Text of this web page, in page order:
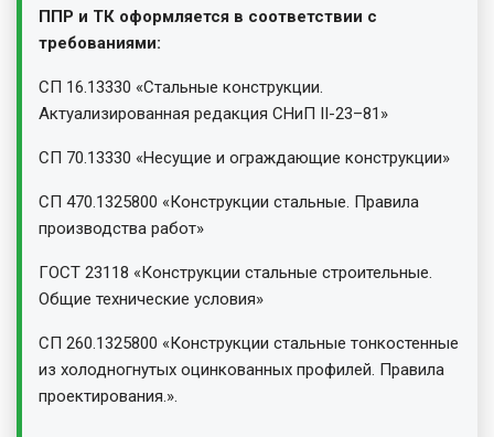
ППР и ТК оформляется в соответствии с
требованиями:
СП 16.13330 «Стальные конструкции.
Актуализированная редакция СНиП II-23–81»
СП 70.13330 «Несущие и ограждающие конструкции»
СП 470.1325800 «Конструкции стальные. Правила
производства работ»
ГОСТ 23118 «Конструкции стальные строительные.
Общие технические условия»
СП 260.1325800 «Конструкции стальные тонкостенные
из холодногнутых оцинкованных профилей. Правила
проектирования.».